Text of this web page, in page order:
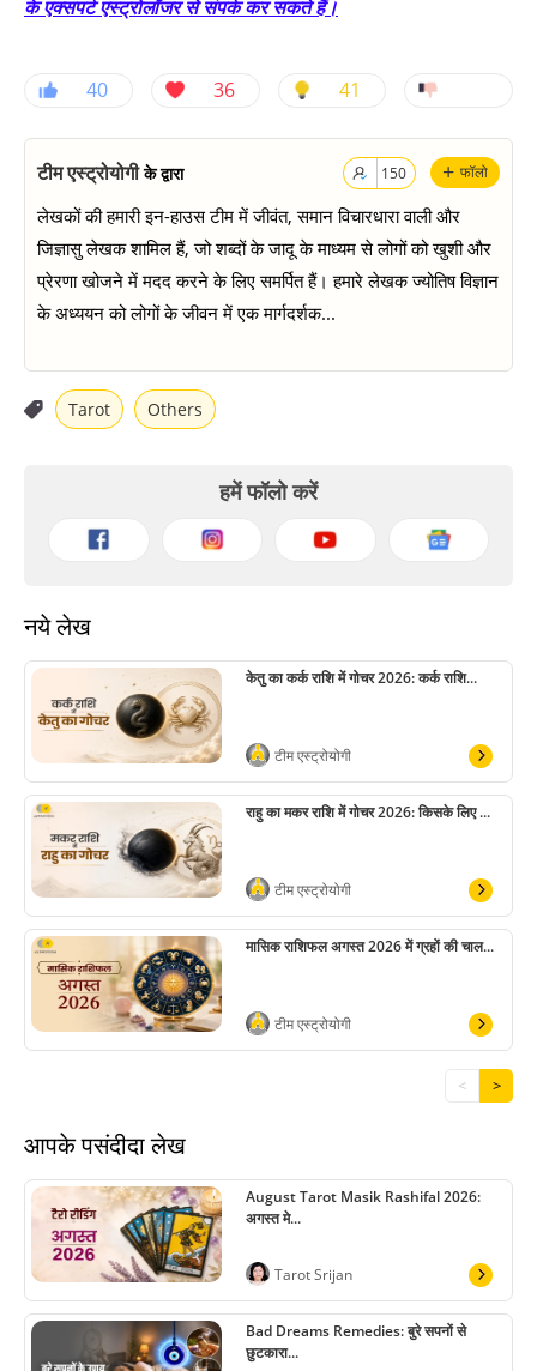
के एक्सपर्ट एस्ट्रोलॉजर से संपर्क कर सकते हैं।
40 36 41
+ फॉलो
150
टीम एस्ट्रोयोगीके द्वारा
लेखकों की हमारी इन-हाउस टीम में जीवंत, समान विचारधारा वाली और
जिज्ञासु लेखक शामिल हैं, जो शब्दों के जादू के माध्यम से लोगों को खुशी और
प्रेरणा खोजने में मदद करने के लिए समर्पित हैं। हमारे लेखक ज्योतिष विज्ञान
के अध्ययन को लोगों के जीवन में एक मार्गदर्शक...
Tarot Others
हमें फॉलो करें
नये लेख
केतु का कर्क राशि में गोचर 2026: कर्क राशि...
टीम एस्ट्रोयोगी
राहु का मकर राशि में गोचर 2026: किसके लिए ...
टीम एस्ट्रोयोगी
मासिक राशिफल अगस्त 2026 में ग्रहों की चाल...
टीम एस्ट्रोयोगी
< >
आपके पसंदीदा लेख
August Tarot Masik Rashifal 2026:
अगस्त मे...
Tarot Srijan
Bad Dreams Remedies: बुरे सपनों से
छुटकारा...